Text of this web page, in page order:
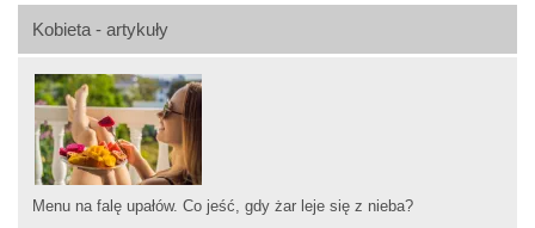
Kobieta - artykuły
Menu na falę upałów. Co jeść, gdy żar leje się z nieba?